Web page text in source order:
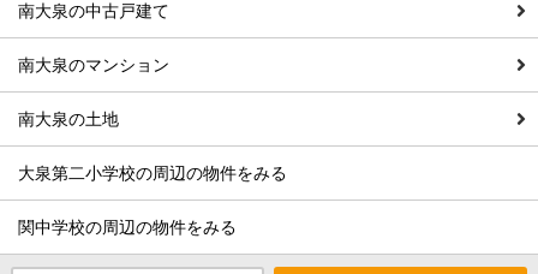
南大泉の中古戸建て
南大泉のマンション
南大泉の土地
大泉第二小学校の周辺の物件をみる
関中学校の周辺の物件をみる